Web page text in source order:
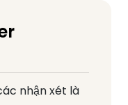
nhận xét là